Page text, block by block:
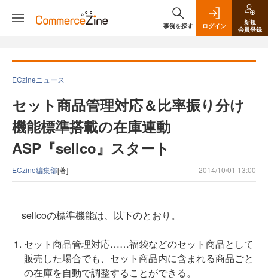
事例を探す ログイン
新規
会員登録
ECzineニュース
セット商品管理対応＆比率振り分け
機能標準搭載の在庫連動
ASP『sellco』スタート
ECzine編集部[著] 2014/10/01 13:00
sellcoの標準機能は、以下のとおり。
セット商品管理対応……福袋などのセット商品として
販売した場合でも、セット商品内に含まれる商品ごと
の在庫を自動で調整することができる。